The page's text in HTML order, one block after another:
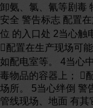
卸氨、氯、氰等剧毒
安全 警告标志 配置
位 的入口处 2当心触
配置在生产现场可
如配电室等。 4当心
毒物品的容器上； 
场所。 5当心绊倒 警
管线现场、地面 有